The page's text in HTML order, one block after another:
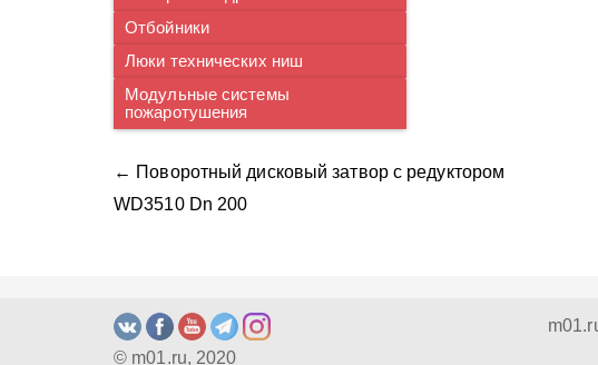
Отбойники
Люки технических ниш
Модульные системы
пожаротушения
← Поворотный дисковый затвор с редуктором
WD3510 Dn 200
© m01.ru, 2020